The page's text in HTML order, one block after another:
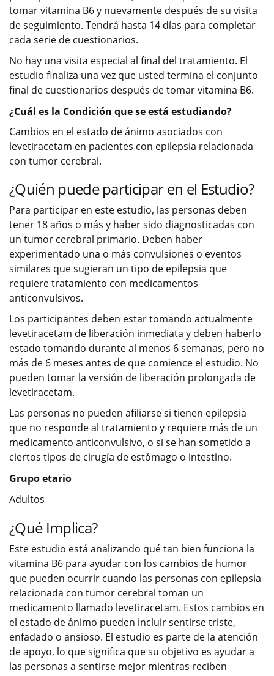
tomar vitamina B6 y nuevamente después de su visita
de seguimiento. Tendrá hasta 14 días para completar
cada serie de cuestionarios.
No hay una visita especial al final del tratamiento. El
estudio finaliza una vez que usted termina el conjunto
final de cuestionarios después de tomar vitamina B6.
¿Cuál es la Condición que se está estudiando?
Cambios en el estado de ánimo asociados con
levetiracetam en pacientes con epilepsia relacionada
con tumor cerebral.
¿Quién puede participar en el Estudio?
Para participar en este estudio, las personas deben
tener 18 años o más y haber sido diagnosticadas con
un tumor cerebral primario. Deben haber
experimentado una o más convulsiones o eventos
similares que sugieran un tipo de epilepsia que
requiere tratamiento con medicamentos
anticonvulsivos.
Los participantes deben estar tomando actualmente
levetiracetam de liberación inmediata y deben haberlo
estado tomando durante al menos 6 semanas, pero no
más de 6 meses antes de que comience el estudio. No
pueden tomar la versión de liberación prolongada de
levetiracetam.
Las personas no pueden afiliarse si tienen epilepsia
que no responde al tratamiento y requiere más de un
medicamento anticonvulsivo, o si se han sometido a
ciertos tipos de cirugía de estómago o intestino.
Grupo etario
Adultos
¿Qué Implica?
Este estudio está analizando qué tan bien funciona la
vitamina B6 para ayudar con los cambios de humor
que pueden ocurrir cuando las personas con epilepsia
relacionada con tumor cerebral toman un
medicamento llamado levetiracetam. Estos cambios en
el estado de ánimo pueden incluir sentirse triste,
enfadado o ansioso. El estudio es parte de la atención
de apoyo, lo que significa que su objetivo es ayudar a
las personas a sentirse mejor mientras reciben